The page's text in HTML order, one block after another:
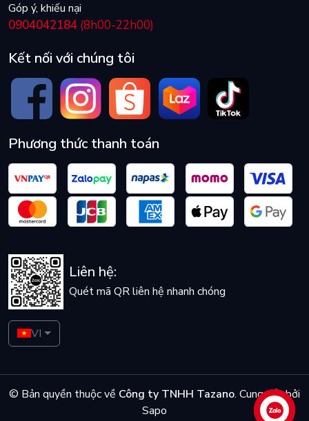
Góp ý, khiếu nại
0904042184 (8h00-22h00)
Kết nối với chúng tôi
Phương thức thanh toán
Liên hệ:
Quét mã QR liên hệ nhanh chóng
VI
© Bản quyền thuộc về Công ty TNHH Tazano. Cung cấp bởi
Sapo
Liên hệ